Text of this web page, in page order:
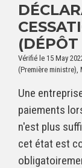
Vérifié le 15 May
(Première
Une
paiements
n'est plus
cet état est